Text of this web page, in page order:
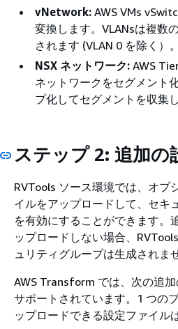
vNetwork: AWS VMs
変換します。VLANsは複数
されます (VLAN 0 を除く）。
NSX ネットワーク: AWS
ネットワークをセグメント
プ化してセグメントを収集し
ステップ 2: 追加の
RVTools ソース環境では、オプ
イルをアップロードして、セキ
を有効にすることができます。
ップロードしない場合、
ュリティグループは生成されま
AWS Transform では、次の追
サポートされています。1 つの
ップロードできる設定ファイル